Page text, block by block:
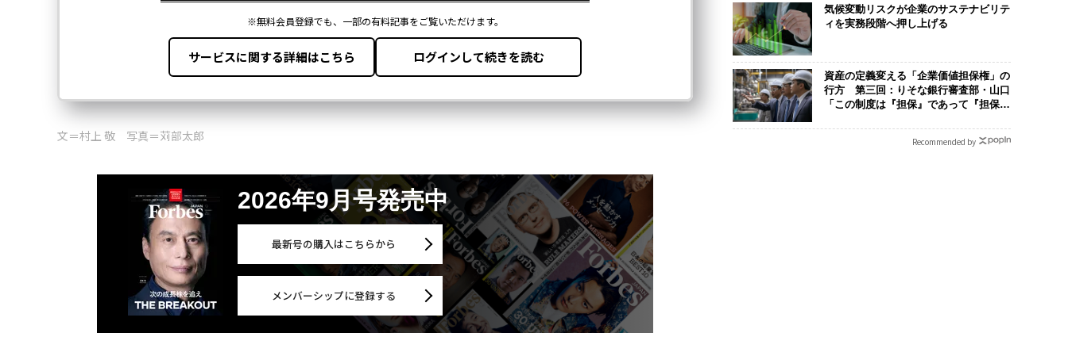
文＝村上 敬 写真＝苅部太郎
2026年9月号発売中
最新号の購入はこちらから
メンバーシップに登録する
気候変動リスクが企業のサステナビリテ
ィを実務段階へ押し上げる
資産の定義変える「企業価値担保権」の
行方 第三回：りそな銀行審査部・山口
「この制度は『担保』であって『担保』
Recommended by